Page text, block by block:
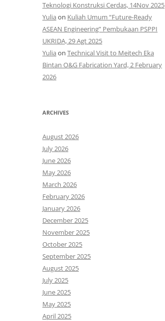
Teknologi Konstruksi Cerdas, 14Nov 2025
Yulia on Kuliah Umum “Future-Ready
ASEAN Engineering” Pembukaan PSPPI
UKRIDA, 29 Agt 2025
Yulia on Technical Visit to Meitech Eka
Bintan O&G Fabrication Yard, 2 February
2026
ARCHIVES
August 2026
July 2026
June 2026
May 2026
March 2026
February 2026
January 2026
December 2025
November 2025
October 2025
September 2025
August 2025
July 2025
June 2025
May 2025
April 2025